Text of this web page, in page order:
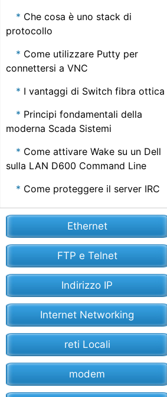
Che cosa è uno stack di
protocollo
Come utilizzare Putty per
connettersi a VNC
I vantaggi di Switch fibra ottica
Principi fondamentali della
moderna Scada Sistemi
Come attivare Wake su un Dell
sulla LAN D600 Command Line
Come proteggere il server IRC
Ethernet
FTP e Telnet
Indirizzo IP
Internet Networking
reti Locali
modem